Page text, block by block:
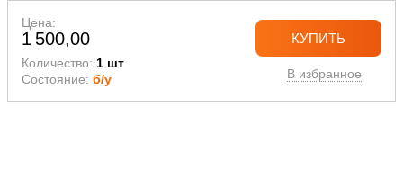
Цена:
1 500,00
Количество: 1 шт
Состояние: б/у
КУПИТЬ
В избранное